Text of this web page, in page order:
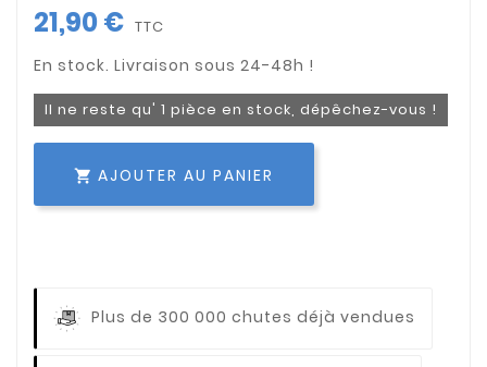
21,90 € TTC
Il ne reste qu' 1 pièce en stock, dépêchez-vous !
 AJOUTER AU PANIER
Plus de 300 000 chutes déjà vendues